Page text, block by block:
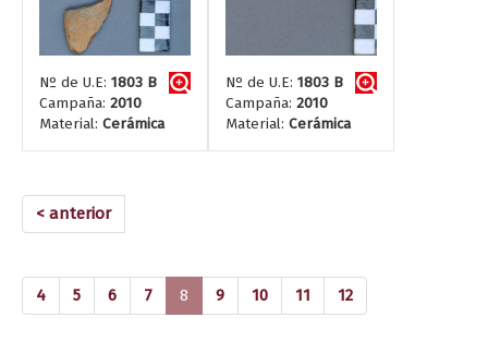
Nº de U.E: 1803 B
Campaña: 2010
Material: Cerámica
Nº de U.E: 1803 B
Campaña: 2010
Material: Cerámica
< anterior
4 5 6 7 8 (current)
9 10 11 12